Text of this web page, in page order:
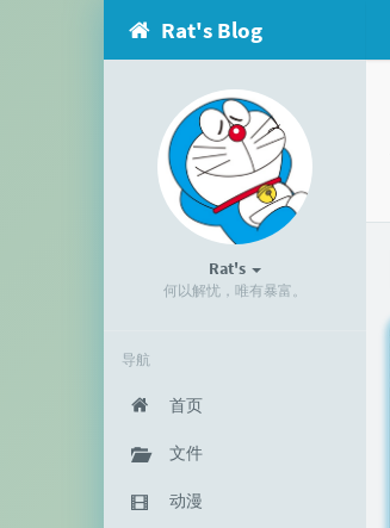
Rat's Blog
Rat's
何以解忧，唯有暴富。
导航
首页
文件
动漫